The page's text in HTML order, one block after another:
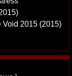
Void 2015 (2015)